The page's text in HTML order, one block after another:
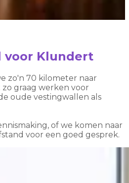
voor Klundert
zo'n 70 kilometer naar
graag werken voor
oude vestingwallen als
of we komen naar
voor een goed gesprek.